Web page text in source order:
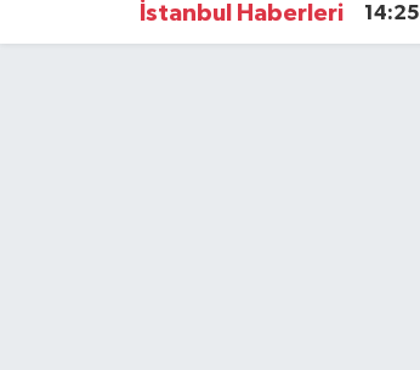
İstanbul Haberleri 14:25
Süper Lig Puan Durumu ve Fikstür